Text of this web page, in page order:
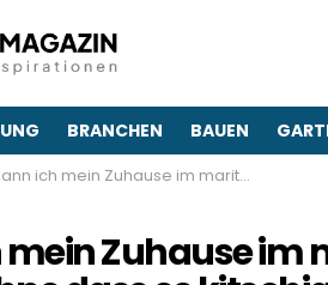
BRANCHEN BAUEN
Zuhause im maritimen Stil einrichten, ohne dass es kitschig wirkt?
Zuhause im